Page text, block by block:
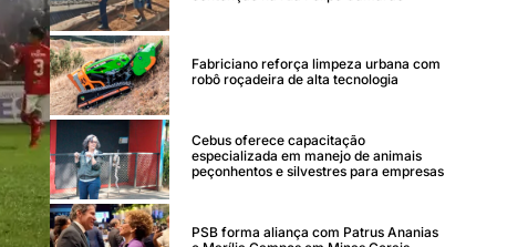
Fabriciano reforça limpeza urbana com
robô roçadeira de alta tecnologia
Cebus oferece capacitação
especializada em manejo de animais
peçonhentos e silvestres para empresas
PSB forma aliança com Patrus Ananias